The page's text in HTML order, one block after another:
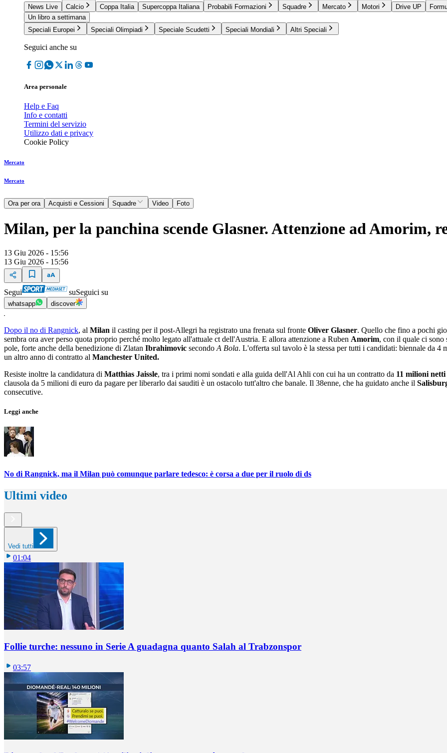
News Live
Calcio Coppa Italia Supercoppa Italiana Probabili Formazioni Squadre Mercato Motori Drive UP
Un libro a settimana
Speciali Europei
Speciali Olimpiadi Speciale Scudetti Speciali Mondiali Altri Speciali
Seguici anche su
Area personale
Help e Faq
Info e contatti
Termini del servizio
Utilizzo dati e privacy
Cookie Policy
Mercato
Mercato
Ora per ora Acquisti e Cessioni Squadre Video Foto
Milan, per la panchina scende Glasner. Attenzione ad Amorim,
13 Giu 2026 - 15:56
13 Giu 2026 - 15:56
Segui suSeguici su
whatsapp discover
Dopo il no di Rangnick, al Milan il casting per il post-Allegri ha registrato una frenata sul fronte Oliver Glasner. Quello che fino a pochi
sembra ora aver perso quota proprio perché molto legato all'attuale ct dell'Austria. E allora attenzione a Ruben Amorim, con il quale ci sono
pole, forte anche della benedizione di Zlatan Ibrahimovic secondo A Bola. L'offerta sul tavolo è la stessa per tutti i candidati: biennale da
un altro anno di contratto al Manchester United.
Resiste inoltre la candidatura di Matthias Jaissle, tra i primi nomi sondati e alla guida dell'Al Ahli con cui ha un contratto da 11 milioni
clausola da 5 milioni di euro da pagare per liberarlo dai sauditi è un ostacolo tutt'altro che banale. Il 38enne, che ha guidato anche il
consecutive.
Leggi anche
No di Rangnick, ma il Milan può comunque parlare tedesco: è corsa a due per il ruolo di ds
Ultimi video
Vedi tutti
01:04
Follie turche: nessuno in Serie A guadagna quanto Salah al Trabzonspor
03:57